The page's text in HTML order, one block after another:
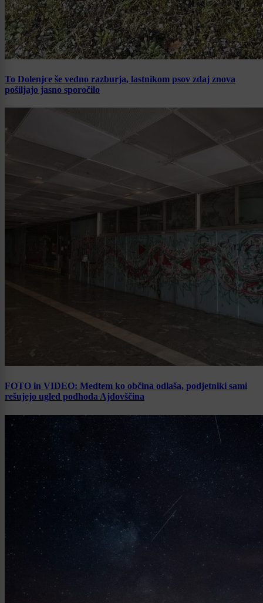
To Dolenjce še vedno razburja, lastnikom psov zdaj znova
pošiljajo jasno sporočilo
FOTO in VIDEO: Medtem ko občina odlaša, podjetniki sami
rešujejo ugled podhoda Ajdovščina